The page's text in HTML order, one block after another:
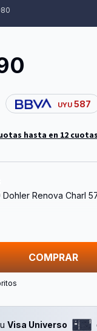
UYU 587
hasta en 12
Dohler Renova Charl
COMPRAR
Visa Universo